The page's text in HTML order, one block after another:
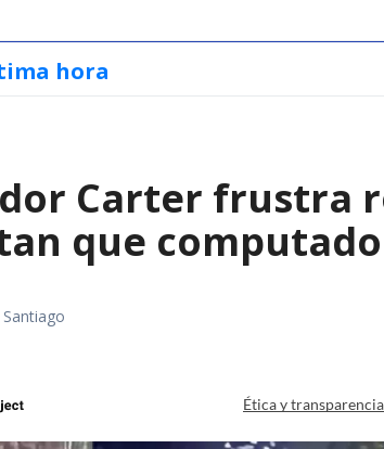
hora
Carter frustra
que
Ética y